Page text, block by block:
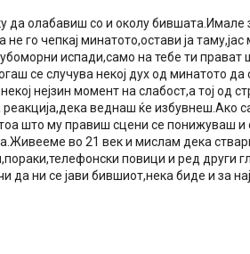
да олабавиш со и околу бившата.Имале
не го чепкај минатото,остави ја
испади,само на тебе ти
се случува некој дух од минатото
нејзин момент на слабост,а тој
реакција,дека веднаш ќе
што му правиш сцени се понижуваш и
во 21 век и мислам дека
повици и ред други
да ни се јави бившиот,нека биде и за